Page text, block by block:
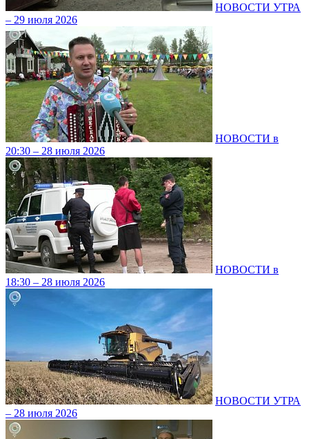
НОВОСТИ УТРА
– 29 июля 2026
НОВОСТИ в
20:30 – 28 июля 2026
НОВОСТИ в
18:30 – 28 июля 2026
НОВОСТИ УТРА
– 28 июля 2026